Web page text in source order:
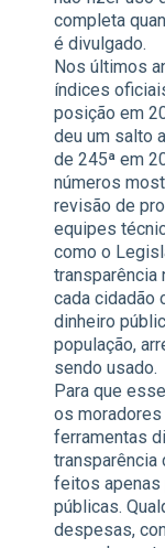
completa
é divulgado.
Nos últimos
índices
posição em
deu um salto
de 245ª em
números
revisão de
equipes
como o
transparência
cada cidadão
dinheiro
população,
sendo usado.
Para que
os
ferramentas
transparência
feitos apenas
públicas.
despesas,